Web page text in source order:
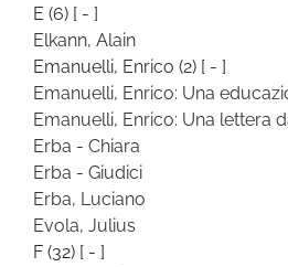
E (6) [ - ]
Elkann, Alain
Emanuelli, Enrico (2) [ - ]
Emanuelli, Enrico: Una
Emanuelli, Enrico: Una lettera
Erba - Chiara
Erba - Giudici
Erba, Luciano
Evola, Julius
F (32) [ - ]